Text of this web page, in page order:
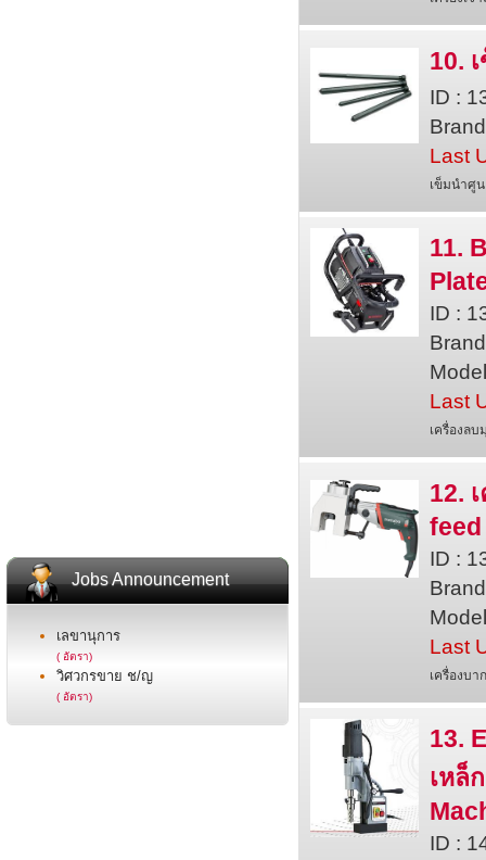
10.
ID :
Last
เข็มนำศู
11.
ID :
Last
เครื่องล
12.
ID :
Last
เครื่องบ
13.
เหล็
ID :
Jobs Announcement
เลขานุการ
( อัตรา)
วิศวกรขาย ช/ญ
( อัตรา)